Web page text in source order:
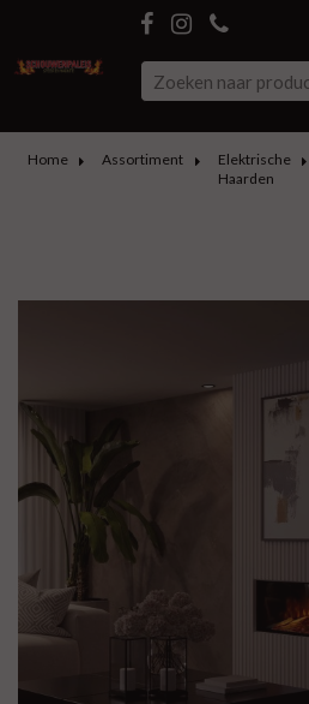
Home Assortiment
Elektrische
Haarden